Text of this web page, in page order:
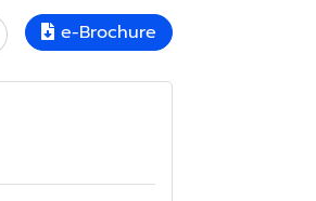
e-Brochure